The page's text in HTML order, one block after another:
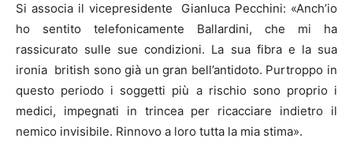
Si associa il vicepresidente Gianluca Pecchini: «Anch’io
ho sentito telefonicamente Ballardini, che mi ha
rassicurato sulle sue condizioni. La sua fibra e la sua
ironia british sono già un gran bell’antidoto. Purtroppo in
questo periodo i soggetti più a rischio sono proprio i
medici, impegnati in trincea per ricacciare indietro il
nemico invisibile. Rinnovo a loro tutta la mia stima».